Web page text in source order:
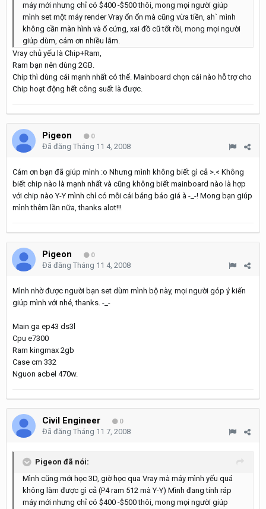
máy mới nhưng chỉ có $400 -$500 thôi, mong mọi người giúp
mình set một máy render Vray ổn ổn mà cũng vừa tiền, ah` mình
không cần màn hình và ổ cứng, xai đồ cũ tốt rồi, mong mọi người
giúp dùm, cám ơn nhiều lắm.
Vray chủ yếu là Chip+Ram,
Ram bạn nên dùng 2GB.
Chip thì dùng cái mạnh nhất có thể. Mainboard chọn cái nào hỗ trợ cho
Chip hoạt động hết công suất là được.
Pigeon 0
Đã đăng Tháng 11 4, 2008
Cám ơn bạn đã giúp mình :o Nhưng mình không biết gì cả >.< Không
biết chip nào là mạnh nhất và cũng không biết mainboard nào là hợp
với chip nào Y-Y mình chỉ có mỗi cái bảng báo giá à -_-! Mong bạn giúp
mình thêm lần nữa, thanks alot!!!
Pigeon 0
Đã đăng Tháng 11 4, 2008
Mình nhờ được người bạn set dùm mình bộ này, mọi người góp ý kiến
giúp mình với nhé, thanks. -_-
Main ga ep43 ds3l
Cpu e7300
Ram kingmax 2gb
Case cm 332
Nguon acbel 470w.
Civil Engineer 0
Đã đăng Tháng 11 7, 2008
Pigeon đã nói:
Mình cũng mới học 3D, giờ học qua Vray mà máy mình yếu quá
không làm được gì cả (P4 ram 512 mà Y-Y) Mình đang tính ráp
máy mới nhưng chỉ có $400 -$500 thôi, mong mọi người giúp